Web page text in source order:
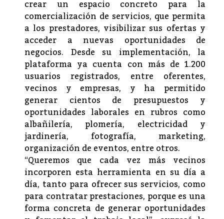
crear un espacio concreto para la
comercialización de servicios, que permita
a los prestadores, visibilizar sus ofertas y
acceder a nuevas oportunidades de
negocios. Desde su implementación, la
plataforma ya cuenta con más de 1.200
usuarios registrados, entre oferentes,
vecinos y empresas, y ha permitido
generar cientos de presupuestos y
oportunidades laborales en rubros como
albañilería, plomería, electricidad y
jardinería, fotografía, marketing,
organización de eventos, entre otros.
“Queremos que cada vez más vecinos
incorporen esta herramienta en su día a
día, tanto para ofrecer sus servicios, como
para contratar prestaciones, porque es una
forma concreta de generar oportunidades